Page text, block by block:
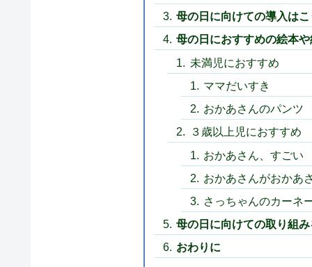
母の日に向けての導入は
母の日におすすめの絵本
未満児におすすめ
ママだいすき
おかあさんのパンツ
３歳以上児におすすめ
おかあさん、すごい
おかあさんがおかあ
さっちゃんのカーネ
母の日に向けての取り組
おわりに